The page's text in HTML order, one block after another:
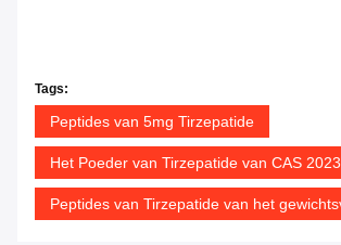
Tags:
Peptides van 5mg Tirzepatide
Het Poeder van Tirzepatide van CAS
Peptides van Tirzepatide van het